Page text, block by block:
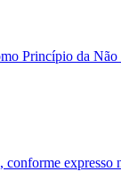
Princípio da